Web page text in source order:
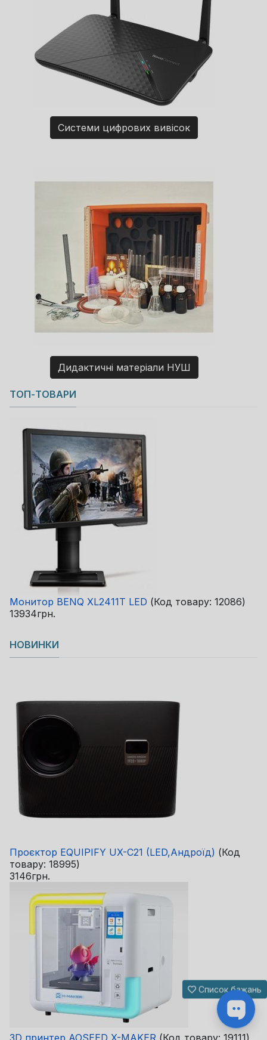
Системи цифрових вивісок
Дидактичні матеріали НУШ
Copyright MAXXmarketing GmbH
JoomShopping Download & Support
ТОП-ТОВАРИ
Монитор BENQ XL2411T LED (Код товару: 12086)
13934грн.
НОВИНКИ
Проєктор EQUIPIFY UX-C21 (LED,Андроїд) (Код
товару: 18995)
3146грн.
3D принтер AOSEED X-MAKER (Код товару: 19111)
Список бажань